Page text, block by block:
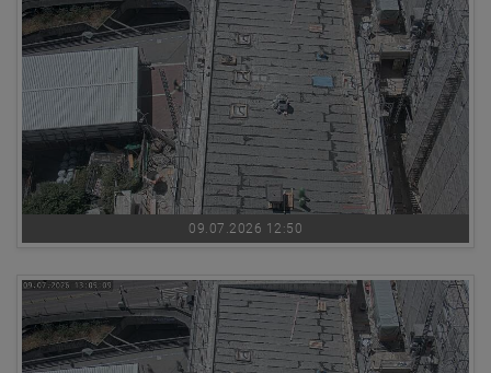
09.07.2026 12:50